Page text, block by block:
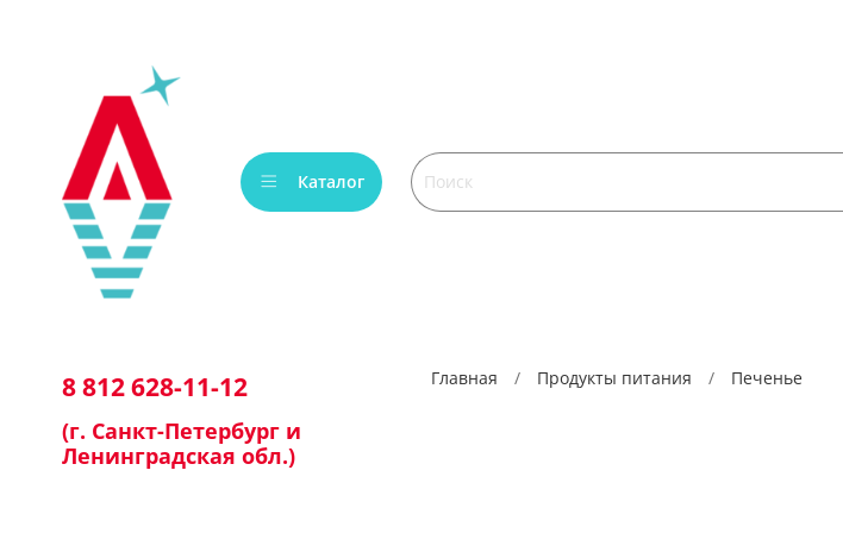
Каталог
Главная Продукты питания Печенье
8 812 628-11-12
(г. Санкт-Петербург и
Ленинградская обл.)